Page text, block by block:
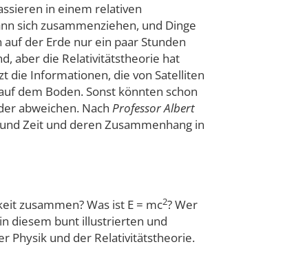
in einem relativen
sich zusammenziehen, und Dinge
der Erde nur ein paar Stunden
aber die Relativitätstheorie hat
die Informationen, die von Satelliten
dem Boden. Sonst könnten schon
abweichen. Nach Professor Albert
Zeit und deren Zusammenhang in
zusammen? Was ist E = mc2? Wer
diesem bunt illustrierten und
Physik und der Relativitätstheorie.